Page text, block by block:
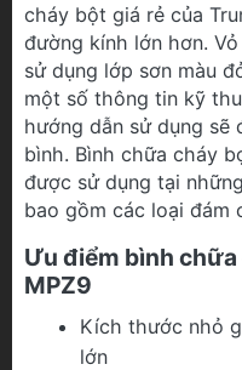
cháy bột giá rẻ của
đường kính lớn hơn.
sử dụng lớp sơn màu
một số thông tin kỹ
hướng dẫn sử dụng
bình. Bình chữa cháy
được sử dụng tại
bao gồm các loại đám
Ưu điểm bình
MPZ9
Kích thước nhỏ
lớn